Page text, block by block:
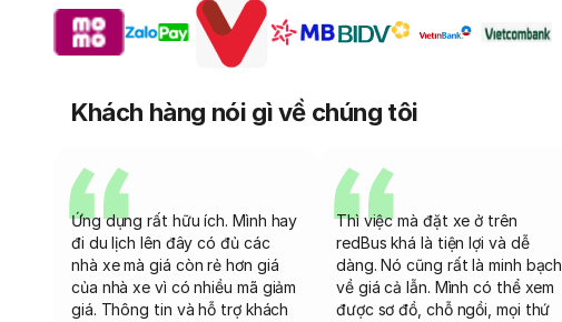
Khách hàng nói gì về chúng tôi
Ứng dụng rất hữu ích. Mình hay
đi du lịch lên đây có đủ các
nhà xe mà giá còn rẻ hơn giá
của nhà xe vì có nhiều mã giảm
giá. Thông tin và hỗ trợ khách
Thì việc mà đặt xe ở trên
redBus khá là tiện lợi và dễ
dàng. Nó cũng rất là minh bạch
về giá cả lẫn. Mình có thể xem
được sơ đồ, chỗ ngồi, mọi thứ